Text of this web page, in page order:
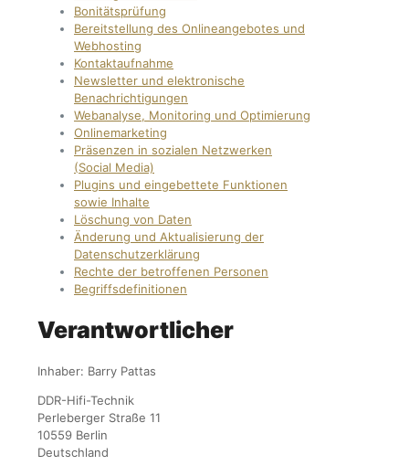
Bonitätsprüfung
Bereitstellung des Onlineangebotes und
Webhosting
Kontaktaufnahme
Newsletter und elektronische
Benachrichtigungen
Webanalyse, Monitoring und Optimierung
Onlinemarketing
Präsenzen in sozialen Netzwerken
(Social Media)
Plugins und eingebettete Funktionen
sowie Inhalte
Löschung von Daten
Änderung und Aktualisierung der
Datenschutzerklärung
Rechte der betroffenen Personen
Begriffsdefinitionen
Verantwortlicher
Inhaber: Barry Pattas
DDR-Hifi-Technik
Perleberger Straße 11
10559 Berlin
Deutschland